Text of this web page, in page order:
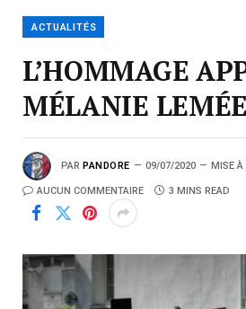
ACTUALITÉS
L’HOMMAGE
MÉLANIE LEMÉE
PAR PANDORE 09/07/2020 MISE
AUCUN COMMENTAIRE 3 MINS READ